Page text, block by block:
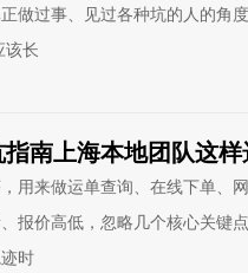
做过事、见过各种坑的人的角
该长
南上海本地团队这样
用来做运单查询、在线下单、
报价高低，忽略几个核心关键
时